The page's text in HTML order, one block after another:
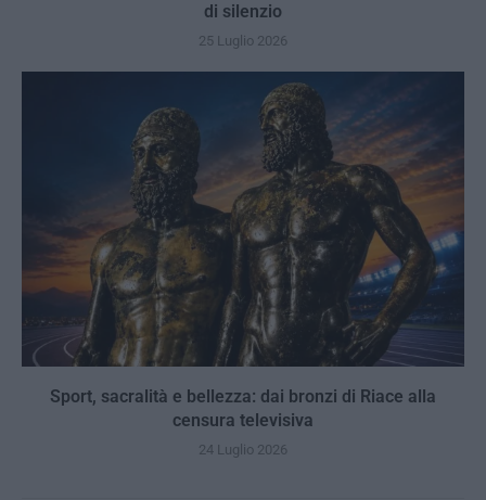
di silenzio
25 Luglio 2026
Sport, sacralità e bellezza: dai bronzi di Riace alla
censura televisiva
24 Luglio 2026